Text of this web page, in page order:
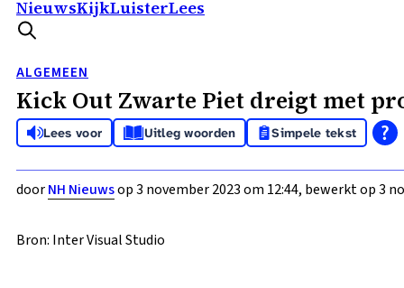
NieuwsKijkLuisterLees
ALGEMEEN
Kick Out Zwarte Piet dreigt met
Lees voor Uitleg woorden Simpele tekst
doorNH Nieuwsop 3 november 2023 om 12:44, bewerkt op 3
Bron: Inter Visual Studio